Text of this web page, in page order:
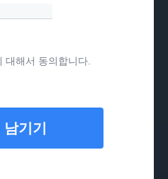
대해서 동의합니다.
남기기